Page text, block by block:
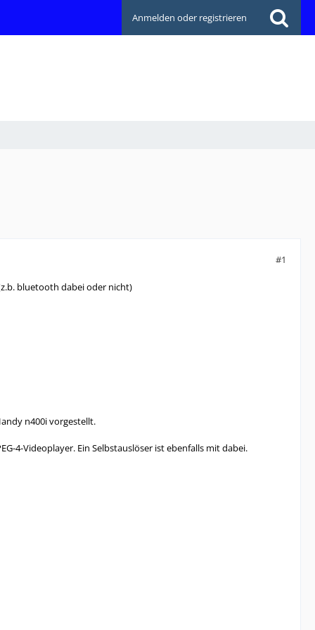
Anmelden oder registrieren
#1
bluetooth dabei oder nicht)
n400i vorgestellt.
4-Videoplayer. Ein Selbstauslöser ist ebenfalls mit dabei.